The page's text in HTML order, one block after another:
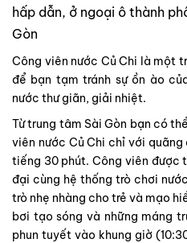
hấp dẫn, ở ngoại ô thành
Gòn
Công viên nước Củ Chi là một
để bạn tạm tránh sự ồn ào
nước thư giãn, giải nhiệt.
Từ trung tâm Sài Gòn bạn có
viên nước Củ Chi chỉ với
tiếng 30 phút. Công viên được
đại cùng hệ thống trò chơi
trò nhẹ nhàng cho trẻ và mạo
bơi tạo sóng và những máng
phun tuyết vào khung giờ